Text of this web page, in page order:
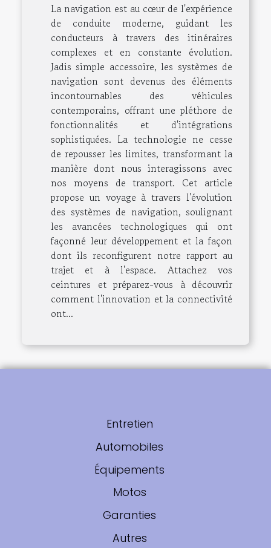
La navigation est au cœur de l'expérience
de conduite moderne, guidant les
conducteurs à travers des itinéraires
complexes et en constante évolution.
Jadis simple accessoire, les systèmes de
navigation sont devenus des éléments
incontournables des véhicules
contemporains, offrant une pléthore de
fonctionnalités et d'intégrations
sophistiquées. La technologie ne cesse
de repousser les limites, transformant la
manière dont nous interagissons avec
nos moyens de transport. Cet article
propose un voyage à travers l'évolution
des systèmes de navigation, soulignant
les avancées technologiques qui ont
façonné leur développement et la façon
dont ils reconfigurent notre rapport au
trajet et à l'espace. Attachez vos
ceintures et préparez-vous à découvrir
comment l'innovation et la connectivité
ont...
Entretien
Automobiles
Équipements
Motos
Garanties
Autres